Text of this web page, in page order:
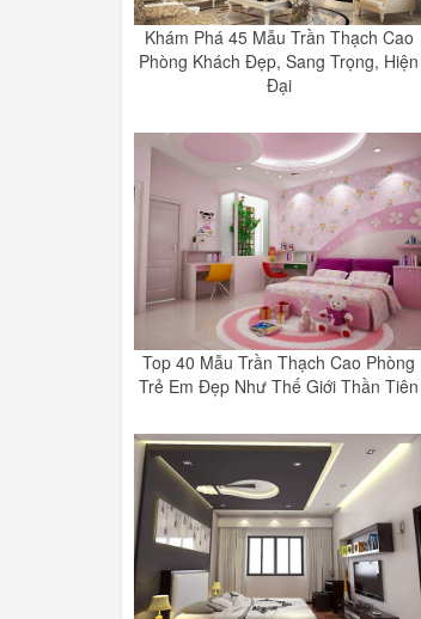
Khám Phá 45 Mẫu Trần Thạch Cao
Phòng Khách Đẹp, Sang Trọng, Hiện
Đại
Top 40 Mẫu Trần Thạch Cao Phòng
Trẻ Em Đẹp Như Thế Giới Thần Tiên